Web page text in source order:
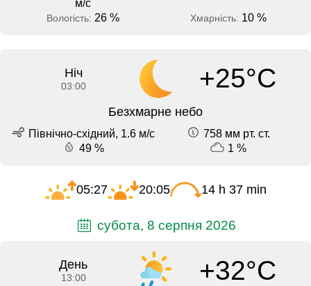
м/с
Вологість: 26 % Хмарність: 10 %
Ніч
03:00 +25°C
Безхмарне небо
Північно-східний, 1.6 м/с
758 мм рт. ст.
49 %
1 %
05:27 20:05 14 h 37 min
субота, 8 серпня 2026
День
13:00 +32°C